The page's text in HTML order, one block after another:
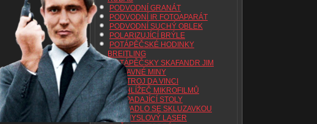
PODVODNÍ GRANÁT
PODVODNÍ IR FOTOAPARÁT
PODVODNÍ SUCHÝ OBLEK
POLARIZUJÍCÍ BRÝLE
POTÁPĚČSKÉ HODINKY
BREITLING
POTÁPĚČSKY SKAFANDR JIM
PŘÍSAVNÉ MINY
PŘISTROJ DA VINCI
PROHLÍŽEČ MIKROFILMŮ
PROPADAJÍCÍ STOLY
PROPADLO SE SKLUZAVKOU
PRŮMYSLOVÝ LASER